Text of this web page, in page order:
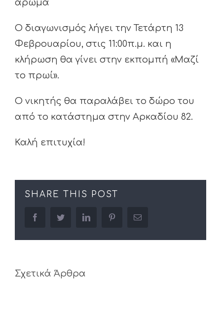
άρωμα
Ο διαγωνισμός λήγει την Τετάρτη 13
Φεβρουαρίου, στις 11:00π.μ. και η
κλήρωση θα γίνει στην εκπομπή «Μαζί
το πρωί».
Ο νικητής θα παραλάβει το δώρο του
από το κατάστημα στην Αρκαδίου 82.
Καλή επιτυχία!
SHARE THIS POST
facebooktwitter linkedin pinterestEmail
Σχετικά Άρθρα